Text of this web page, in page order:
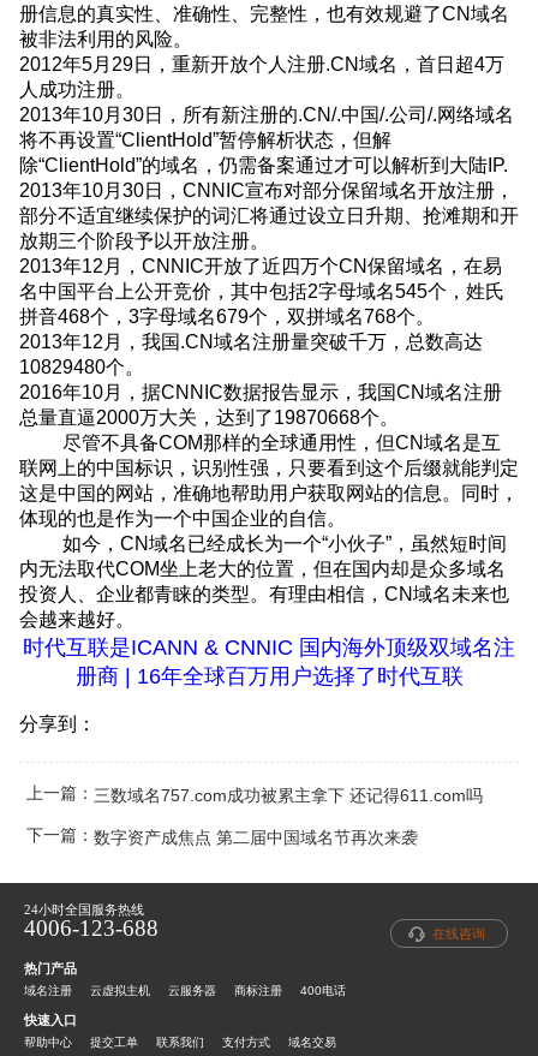
册信息的真实性、准确性、完整性，也有效规避了CN域名
被非法利用的风险。
2012年5月29日，重新开放个人注册.CN域名，首日超4万
人成功注册。
2013年10月30日，所有新注册的.CN/.中国/.公司/.网络域名
将不再设置“ClientHold”暂停解析状态，但解
除“ClientHold”的域名，仍需备案通过才可以解析到大陆IP.
2013年10月30日，CNNIC宣布对部分保留域名开放注册，
部分不适宜继续保护的词汇将通过设立日升期、抢滩期和开
放期三个阶段予以开放注册。
2013年12月，CNNIC开放了近四万个CN保留域名，在易
名中国平台上公开竞价，其中包括2字母域名545个，姓氏
拼音468个，3字母域名679个，双拼域名768个。
2013年12月，我国.CN域名注册量突破千万，总数高达
10829480个。
2016年10月，据CNNIC数据报告显示，我国CN域名注册
总量直逼2000万大关，达到了19870668个。
尽管不具备COM那样的全球通用性，但CN域名是互
联网上的中国标识，识别性强，只要看到这个后缀就能判定
这是中国的网站，准确地帮助用户获取网站的信息。同时，
体现的也是作为一个中国企业的自信。
如今，CN域名已经成长为一个“小伙子”，虽然短时间
内无法取代COM坐上老大的位置，但在国内却是众多域名
投资人、企业都青睐的类型。有理由相信，CN域名未来也
会越来越好。
时代互联是ICANN & CNNIC 国内海外顶级双域名注
册商 | 16年全球百万用户选择了时代互联
分享到：
上一篇： 三数域名757.com成功被累主拿下 还记得611.com吗
下一篇：数字资产成焦点 第二届中国域名节再次来袭
24小时全国服务热线
4006-123-688 在线咨询
热门产品
域名注册 云虚拟主机 云服务器 商标注册 400电话
快速入口
帮助中心 提交工单 联系我们 支付方式 域名交易